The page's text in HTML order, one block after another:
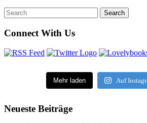
Search
for:
Search
Connect With Us
Mehr laden Auf
Neueste Beiträge